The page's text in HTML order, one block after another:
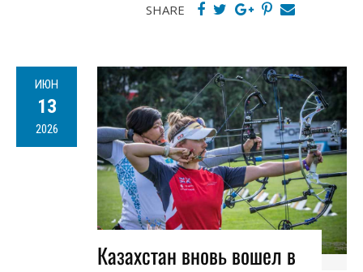
SHARE
ИЮН
13
2026
Казахстан вновь вошел в